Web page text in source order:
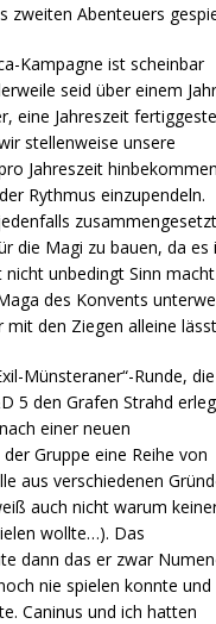
zweiten Abenteuers
Kampagne ist scheinbar
seid über einem
eine Jahreszeit
stellenweise unsere
Jahreszeit
Rythmus einzupendeln.
die Magi zu bauen, da es
unbedingt Sinn macht
des Konvents
mit den Ziegen alleine
Münsteraner“-Runde, die
5 den Grafen Strahd
einer neuen
Gruppe eine Reihe von
aus verschiedenen
auch nicht warum
wollte…). Das
dann das er zwar
nie spielen konnte und
Caninus und ich hatten